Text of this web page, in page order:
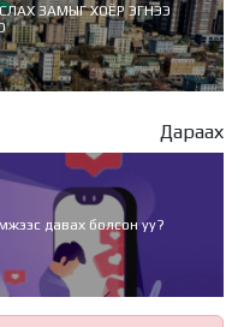
ЗАМЫГ ХОЁР ЭГНЭЭ
Дараах
давах болсон уу?